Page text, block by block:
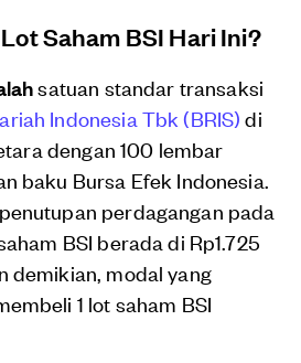
Saham BSI Hari Ini?
satuan standar transaksi
Indonesia Tbk (BRIS) di
dengan 100 lembar
baku Bursa Efek Indonesia.
perdagangan pada
BSI berada di Rp1.725
demikian, modal yang
1 lot saham BSI